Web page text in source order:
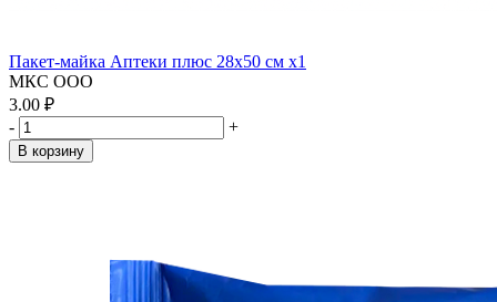
Пакет-майка Аптеки плюс 28х50 см x1
МКС ООО
3.00 ₽
-
+
В корзину